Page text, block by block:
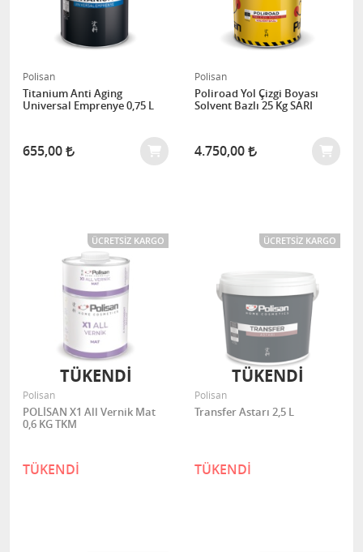
Polisan
Titanium Anti Aging
Universal Emprenye 0,75 L
655,00
Polisan
Poliroad Yol Çizgi Boyası
Solvent Bazlı 25 Kg SARI
4.750,00
ÜCRETSIZ KARGO
Polisan
POLİSAN X1 All Vernik Mat
0,6 KG TKM
TÜKENDİ
TÜKENDİ
ÜCRETSIZ KARGO
Polisan
Transfer Astarı 2,5 L
TÜKENDİ
TÜKENDİ